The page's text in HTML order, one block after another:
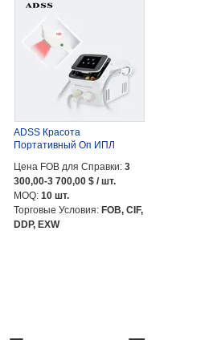
ADSS Красота
Портативный Оп ИПЛ
Цена FOB для Справки: 3
300,00-3 700,00 $ / шт.
MOQ: 10 шт.
Торговые Условия: FOB, CIF,
DDP, EXW